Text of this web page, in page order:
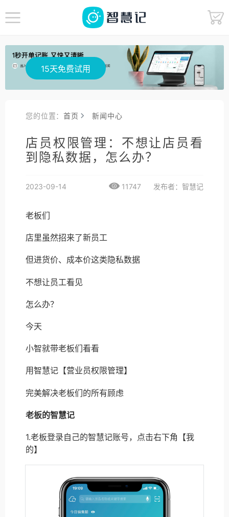
15天免费试用
您的位置：首页 新闻中心
店员权限管理：不想让店员看
到隐私数据，怎么办？
2023-09-14 11747 发布者：智慧记
老板们
店里虽然招来了新员工
但进货价、成本价这类隐私数据
不想让员工看见
怎么办？
今天
小智就带老板们看看
用智慧记【营业员权限管理】
完美解决老板们的所有顾虑
老板的智慧记
1.老板登录自己的智慧记账号，点击右下角【我
的】